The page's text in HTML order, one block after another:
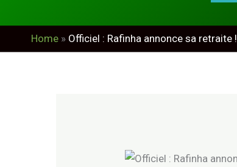
Home » Officiel : Rafinha annonce sa retraite !